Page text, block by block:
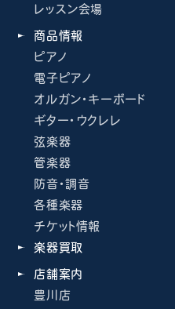
レッスン会場
商品情報
ピアノ
電子ピアノ
オルガン・キーボード
ギター・ウクレレ
弦楽器
管楽器
防音・調音
各種楽器
チケット情報
楽器買取
店舗案内
豊川店